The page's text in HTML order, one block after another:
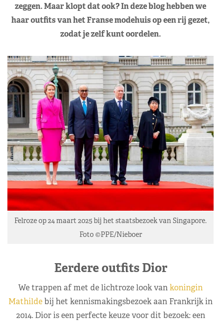
zeggen. Maar klopt dat ook? In deze blog hebben we
haar outfits van het Franse modehuis op een rij gezet,
zodat je zelf kunt oordelen.
Felroze op 24 maart 2025 bij het staatsbezoek van Singapore.
Foto ©PPE/Nieboer
Eerdere outfits Dior
We trappen af met de lichtroze look vankoningin
Mathildebij het kennismakingsbezoek aan Frankrijk in
2014. Dior is een perfecte keuze voor dit bezoek: een